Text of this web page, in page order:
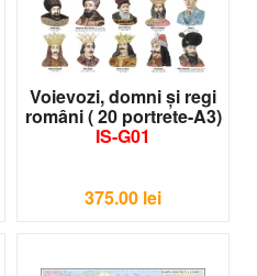
Voievozi, domni şi regi
români ( 20 portrete-A3)
IS-G01
375.00 lei